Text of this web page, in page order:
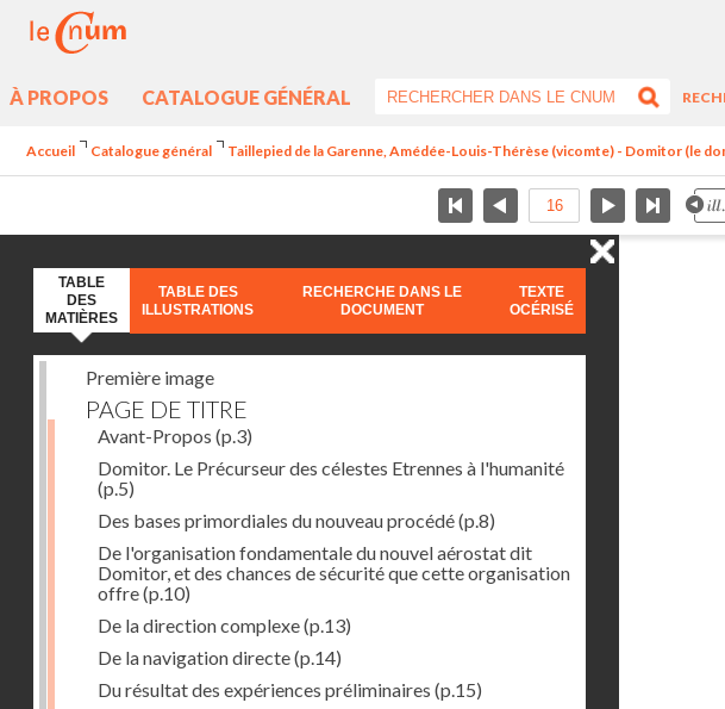
À PROPOS CATALOGUE GÉNÉRAL
Accueil Catalogue général Taillepied de la Garenne, Amédée-Louis-Thérèse (vicomte) - Domitor (le
TABLE
DES
MATIÈRES
TABLE DES
ILLUSTRATIONS
RECHERCHE DANS LE
DOCUMENT
TEXTE
OCÉRISÉ
Première image
PAGE DE TITRE
Avant-Propos (p.3)
Domitor. Le Précurseur des célestes Etrennes à l'humanité
(p.5)
Des bases primordiales du nouveau procédé(p.8)
De l'organisation fondamentale du nouvel aérostat dit
Domitor, et des chances de sécurité que cette organisation
offre(p.10)
De la direction complexe(p.13)
De la navigation directe(p.14)
Du résultat des expériences préliminaires (p.15)